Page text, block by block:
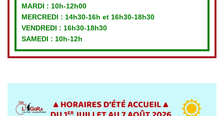
MARDI : 10h-12h00
MERCREDI : 14h30-16h et 16h30-18h30
VENDREDI : 16h30-18h30
SAMEDI : 10h-12h